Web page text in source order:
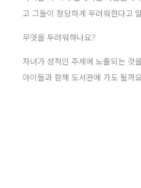
고 그들이 정당하게 두려워한다고
무엇을 두려워하나요?
자녀가 성적인 주제에 노출되는 것
아이들과 함께 도서관에 가도 될까